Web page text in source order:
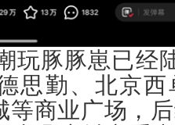
玩豚豚崽已经
思勤、北京
等商业广场，